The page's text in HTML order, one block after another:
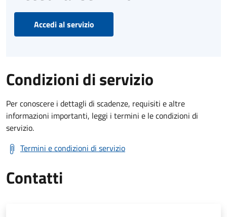
Accedi al servizio
Condizioni di servizio
Per conoscere i dettagli di scadenze, requisiti e altre
informazioni importanti, leggi i termini e le condizioni di
servizio.
Termini e condizioni di servizio
Contatti